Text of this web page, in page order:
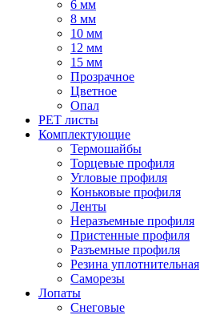
6 мм
8 мм
10 мм
12 мм
15 мм
Прозрачное
Цветное
Опал
PET листы
Комплектующие
Термошайбы
Торцевые профиля
Угловые профиля
Коньковые профиля
Ленты
Неразъемные профиля
Пристенные профиля
Разъемные профиля
Резина уплотнительная
Саморезы
Лопаты
Снеговые